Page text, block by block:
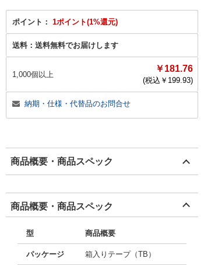
ポイント： 1ポイント(1%還元)
送料： 送料無料でお届けします
1,000個以上
￥181.76
(税込￥ 199.93)
納期・仕様・代替品のお問合せ
商品概要・商品スペック
商品概要・商品スペック
型 商品概要
パッケージ 箱入りテープ（TB）